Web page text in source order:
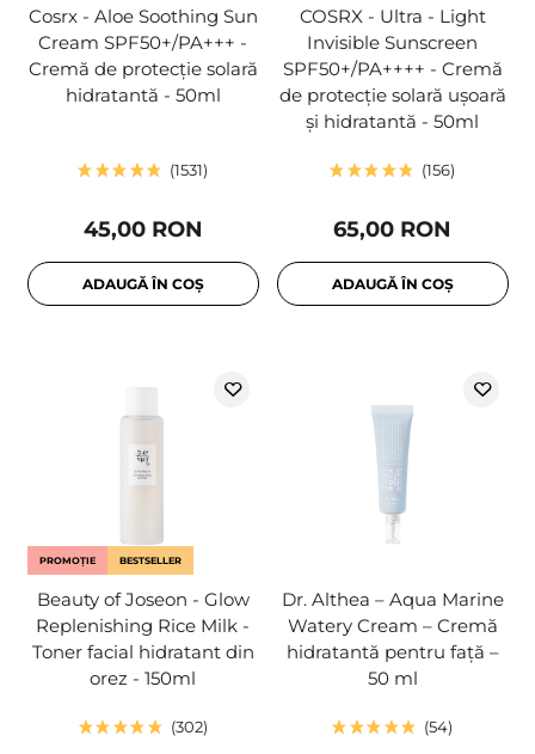
Cosrx - Aloe Soothing Sun
Cream SPF50+/PA+++ -
Cremă de protecție solară
hidratantă - 50ml
1531
45,00 RON
ADAUGĂ ÎN COȘ
COSRX - Ultra - Light
Invisible Sunscreen
SPF50+/PA++++ - Cremă
de protecție solară ușoară
și hidratantă - 50ml
156
65,00 RON
ADAUGĂ ÎN COȘ
PROMOȚIE BESTSELLER
Beauty of Joseon - Glow
Replenishing Rice Milk -
Toner facial hidratant din
orez - 150ml
302
Dr. Althea – Aqua Marine
Watery Cream – Cremă
hidratantă pentru față –
50 ml
54